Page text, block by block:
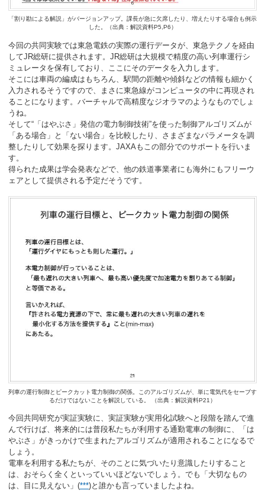
「割り勘による解説」がバージョンアップ。課長が急に欠席したり、増えたりする場合も例示
した。（出典：解説資料P5,P6）
今回の共同実験では東急電鉄の実際の運行データが、東急テクノを経由
してJR総研に提供されます。JR総研は大規模で精度の高い列車運行シ
ミュレータを保有しており、ここにそのデータを入力します。
そこには車両の編成はもちろん、駅間の距離や傾斜などの情報も細かく
入力されるそうですので、まさに東急線がコンピュータの中に再現され
ることになります。バーチャルで高精度なジオラマのようなものでしょ
うね。
そして“「はやぶさ」発信の電力制御技術”を使った制御アルゴリズムが
「ある場合」と「ない場合」を比較したり、さまざまなパラメータを調
整したりして効果を探ります。JAXAもこの部分でのサポートを行いま
す。
得られた成果は学会発表などで、他の鉄道事業者にも海外にもフリーウ
ェアとして提供される予定だそうです。
列車の運行制御とピークカット電力制御の関係。このアルゴリズムが、単に電気代をセーブす
るだけではないことを解説している。 （出典：解説資料P21）
今回共同研究が実証実験に、実証実験が実用化試験へと段階を踏んで進
んで行けば、将来的には普段私たちが利用する通勤電車の制御に、「は
やぶさ」がきっかけで生まれたアルゴリズムが適用されることになるで
しょう。
電車を利用する私たちが、そのことに気づいたり意識したりすること
は、おそらく全くといっていいほどないでしょう。でも「大切なもの
は、目に見えない」(***)と誰かも言っていましたよね。